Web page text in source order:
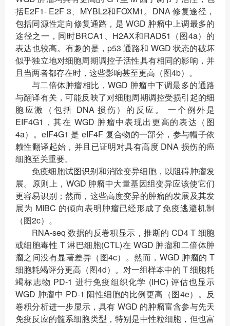
括E2F1- E2F 3、MYBL2和FOXM1。DNA 修复途径，
包括同源性定向修复通路，是 WGD 肿瘤中上调最多的
途径之一，同时BRCA1、H2AX和RAD51（图4a）的
表达也较高。有趣的是，p53 通路和 WGD 状态的破坏
似乎独立地对细胞周期调控子活性具有相同的影响，并
且当两者都存在时，这些影响甚至更高（图4b）。
与二倍体肿瘤相比，WGD 肿瘤中下调最多的通路
与翻译有关，可能反映了对细胞周期调控受损引起的细
胞应激（包括 DNA 损伤）的反应。 一个例外是
EIF4G1，其在 WGD 肿瘤中表现出更高的表达（图
4a）。eIF4G1 是 eIF4F 复合物的一部分，参与帽子依
赖性翻译起始，并且已证明对具有高度 DNA 损伤的癌
细胞至关重要。
免疫细胞试图识别和消除变异细胞，以阻碍肿瘤发
展。原则上，WGD 肿瘤中大量基因组变异应该使它们
更容易识别；然而，这些高度变异的肿瘤的发展及其发
展为 MIBC 的倾向表明肿瘤已经形成了免疫逃避机制
（图2c）。
RNA-seq 数据的反卷积显示，推断的 CD4 T 细胞
或细胞毒性 T 淋巴细胞(CTL)在 WGD 肿瘤和二倍体肿
瘤之间没有显著差异（图4c）。然而，WGD 肿瘤的 T
细胞耗竭评分更高（图4d）。对一组样本中的 T 细胞耗
竭标志物 PD-1 进行免疫组织化学 (IHC) 评估也显示
WGD 肿瘤中 PD-1 阳性细胞的比例更高（图4e）。反
卷积分析进一步显示，具有 WGD 的肿瘤富含参与先天
免疫反应的髓系细胞类型，特别是中性粒细胞，但也富